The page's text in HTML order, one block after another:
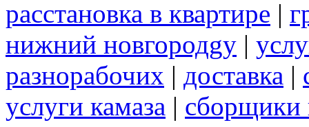
расстановка в квартире |
нижний новгородgy |
разнорабочих | доставка |
услуги камаза | сборщики